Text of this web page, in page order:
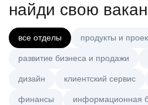
найди свою
все отделы продукты и
развитие бизнеса и продажи
дизайн клиентский сервис
финансы информационная